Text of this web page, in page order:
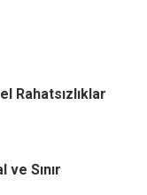
Rahatsızlıklar
Sınır